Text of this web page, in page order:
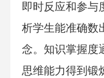
即时反应和参与
析学生能准确数
念。知识掌握度
思维能力得到锻